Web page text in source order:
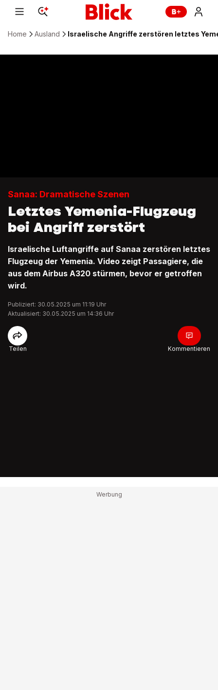
Home Ausland Israelische Angriffe zerstören letztes
Sanaa: Dramatische Szenen
Letztes Yemenia-Flugzeug
bei Angriff zerstört
Israelische Luftangriffe auf Sanaa zerstören letztes
Flugzeug der Yemenia. Video zeigt Passagiere, die
aus dem Airbus A320 stürmen, bevor er getroffen
wird.
Publiziert: 30.05.2025 um 11:19 Uhr
Aktualisiert: 30.05.2025 um 14:36 Uhr
Teilen Kommentieren